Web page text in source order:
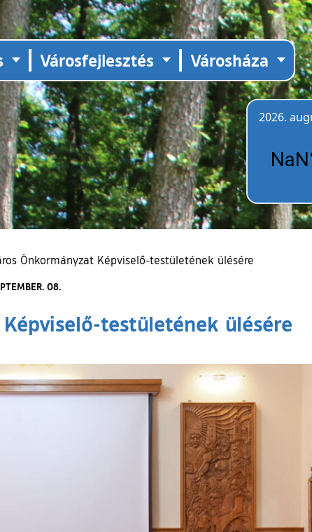
Városfejlesztés Városháza
2026.
Önkormányzat Képviselő-testületének ülésére
08.
testületének ülésére